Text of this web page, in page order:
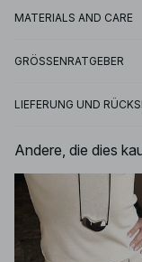
MATERIALS AND CARE
GRÖSSENRATGEBER
LIEFERUNG UND
Andere, die dies